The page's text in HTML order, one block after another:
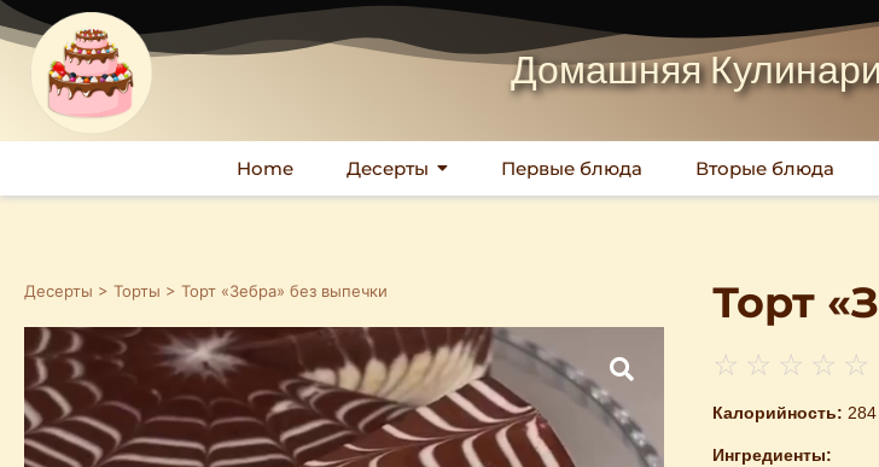
Домашняя
Home Десерты Первые блюда Вторые блюда
Десерты > Торты > Торт «Зебра» без выпечки Торт
☆ ☆ ☆ ☆ ☆
Калорийность: 284
Ингредиенты: